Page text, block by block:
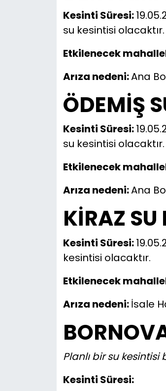
Kesinti Süresi:
su kesintisi olacaktır.
Etkilenecek
Arıza nedeni:Ana
ÖDEMİŞ
Kesinti Süresi:
su kesintisi olacaktır.
Etkilenecek
Arıza nedeni:Ana
KİRAZ SU
Kesinti Süresi:
kesintisi olacaktır.
Etkilenecek
Arıza nedeni:İsale
Planlı bir su
Kesinti Süresi: